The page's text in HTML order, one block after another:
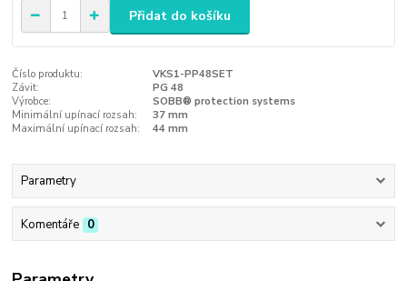
Přidat do košíku
Číslo produktu:
VKS1-PP48SET
Závit:
PG 48
Výrobce:
SOBB® protection systems
Minimální upínací rozsah:
37 mm
Maximální upínací rozsah:
44 mm
Parametry
Komentáře 0